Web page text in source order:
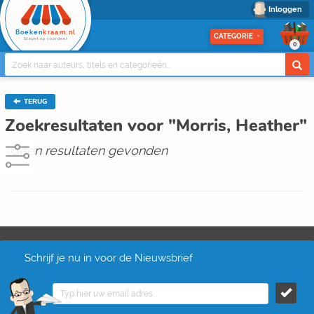
Inloggen
Boeken kraam.nl
Stapel op voordeel CATEGORIE
0
TERUG
Zoekresultaten voor "Morris, Heather"
Geen resultaten gevonden
Schrijf je nu in voor de Nieuwsbrief